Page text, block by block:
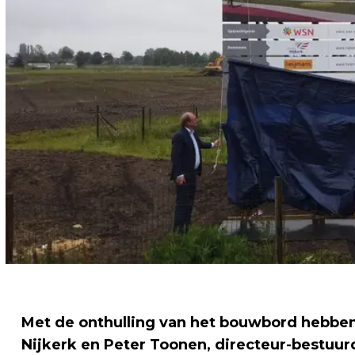
Met de onthulling van het bouwbord
Nijkerk en Peter Toonen, directeur-